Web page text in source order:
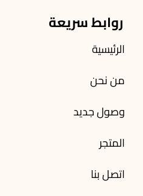
روابط سريعة
الرئيسية
من نحن
وصول جديد
المتجر
اتصل بنا